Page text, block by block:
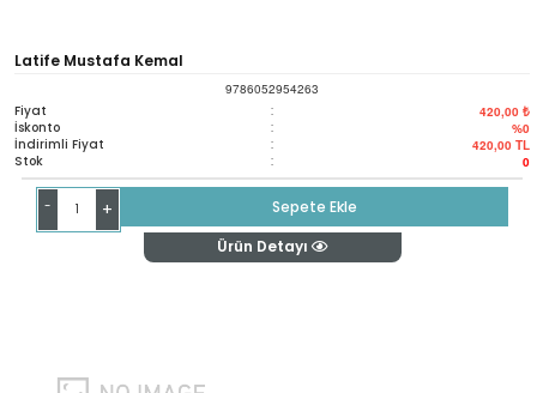
Latife Mustafa Kemal
9786052954263
Fiyat : 420,00 ₺
İskonto : %0
İndirimli Fiyat : 420,00 TL
Stok : 0
- +
Sepete Ekle
Ürün Detayı